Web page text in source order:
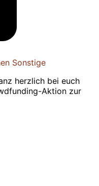
Sonstige
herzlich bei euch
Aktion zur